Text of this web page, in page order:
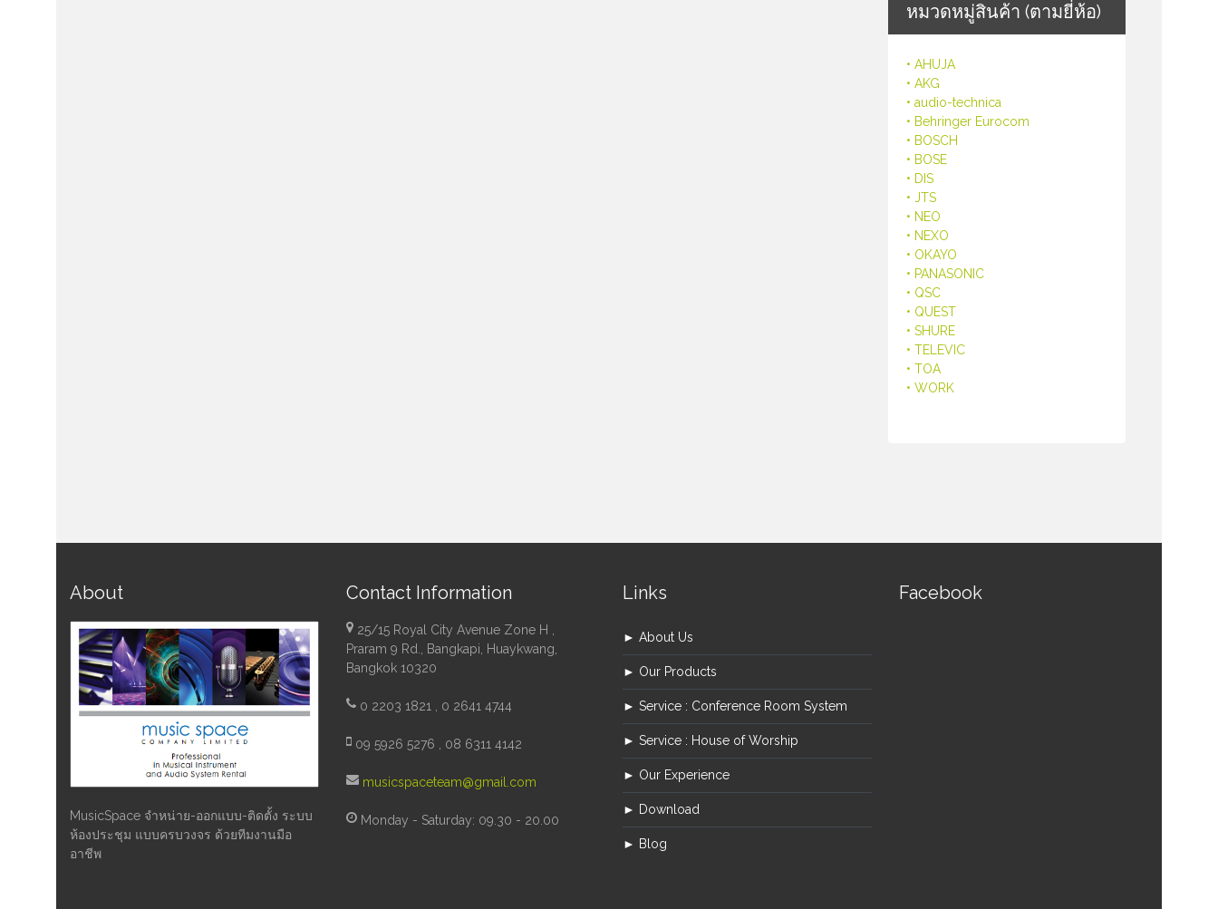
หมวดหมู่สินค้า (ตามยี่ห้อ)
• AHUJA
• AKG
• audio-technica
• Behringer Eurocom
• BOSCH
• BOSE
• DIS
• JTS
• NEO
• NEXO
• OKAYO
• PANASONIC
• QSC
• QUEST
• SHURE
• TELEVIC
• TOA
• WORK
About
MusicSpace จำหน่าย-ออกแบบ-ติดตั้ง ระบบ
ห้องประชุม แบบครบวงจร ด้วยทีมงานมือ
อาชีพ
Contact Information
25/15 Royal City Avenue Zone H ,
Praram 9 Rd., Bangkapi, Huaykwang,
Bangkok 10320
0 2203 1821 , 0 2641 4744
09 5926 5276 , 08 6311 4142
musicspaceteam@gmail.com
Monday - Saturday: 09.30 - 20.00
Links
► About Us
► Our Products
► Service : Conference Room System
► Service : House of Worship
► Our Experience
► Download
► Blog
Facebook